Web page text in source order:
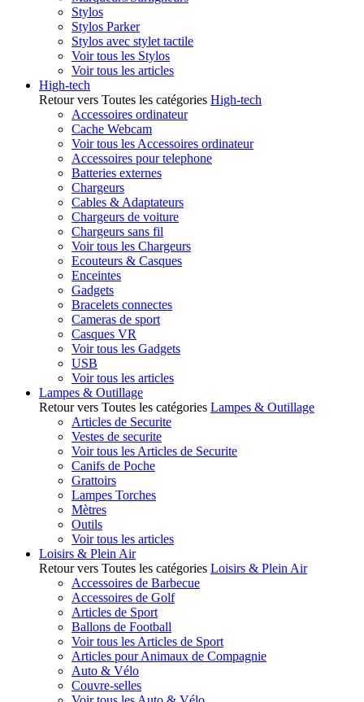
Stylos
Stylos Parker
Stylos avec stylet tactile
Voir tous les Stylos
Voir tous les articles
High-tech
Retour vers Toutes les catégories High-tech
Accessoires ordinateur
Cache Webcam
Voir tous les Accessoires ordinateur
Accessoires pour telephone
Batteries externes
Chargeurs
Cables & Adaptateurs
Chargeurs de voiture
Chargeurs sans fil
Voir tous les Chargeurs
Ecouteurs & Casques
Enceintes
Gadgets
Bracelets connectes
Cameras de sport
Casques VR
Voir tous les Gadgets
USB
Voir tous les articles
Lampes & Outillage
Retour vers Toutes les catégories Lampes & Outillage
Articles de Securite
Vestes de securite
Voir tous les Articles de Securite
Canifs de Poche
Grattoirs
Lampes Torches
Mètres
Outils
Voir tous les articles
Loisirs & Plein Air
Retour vers Toutes les catégories Loisirs & Plein Air
Accessoires de Barbecue
Accessoires de Golf
Articles de Sport
Ballons de Football
Voir tous les Articles de Sport
Articles pour Animaux de Compagnie
Auto & Vélo
Couvre-selles